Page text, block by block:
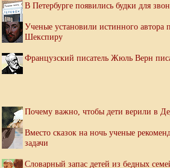
В Петербурге появились будки для
Ученые установили истинного автора
Шекспиру
Французский писатель Жюль Верн
Почему важно, чтобы дети верили в
Вместо сказок на ночь ученые
задачи
Словарный запас детей из бедных